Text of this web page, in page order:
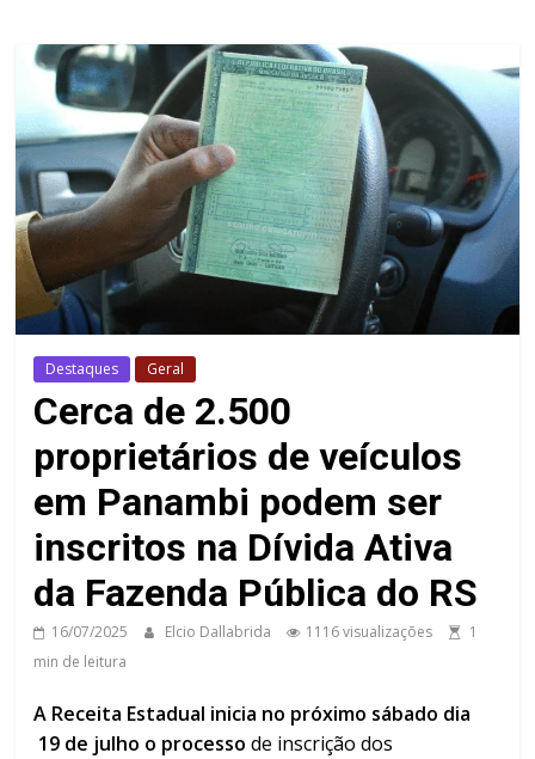
Destaques Geral
Cerca de 2.500
proprietários de veículos
em Panambi podem ser
inscritos na Dívida Ativa
da Fazenda Pública do RS
16/07/2025 Elcio Dallabrida 1116 visualizações
1
min de leitura
A Receita Estadual inicia no próximo sábado dia
19 de julho o processo de inscrição dos